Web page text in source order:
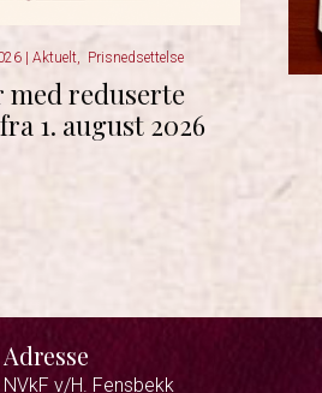
| Aktuelt Prisnedsettelse
med reduserte
1. august 2026
Adresse
NVkF v/H. Fensbekk